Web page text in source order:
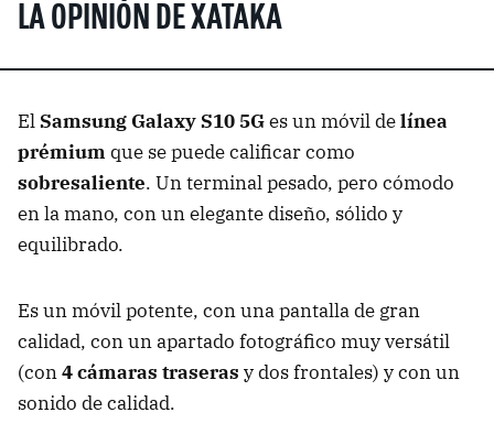
LA OPINIÓN DE XATAKA
ElSamsung Galaxy S10 5Ges un móvil delínea
prémium que se puede calificar como
sobresaliente. Un terminal pesado, pero cómodo
en la mano, con un elegante diseño, sólido y
equilibrado.
Es un móvil potente, con una pantalla de gran
calidad, con un apartado fotográfico muy versátil
(con4 cámaras traseras y dos frontales) y con un
sonido de calidad.